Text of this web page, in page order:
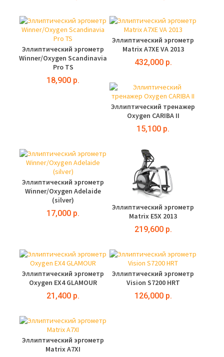
Эллиптический эргометр
Winner/Oxygen Scandinavia
Pro TS
18,900 р.
Эллиптический эргометр
Matrix A7XE VA 2013
432,000 р.
Эллиптический тренажер
Oxygen CARIBA II
15,100 р.
Эллиптический эргометр
Winner/Oxygen Adelaide
(silver)
17,000 р.
Эллиптический эргометр
Matrix E5X 2013
219,600 р.
Эллиптический эргометр
Oxygen EX4 GLAMOUR
21,400 р.
Эллиптический эргометр
Vision S7200 HRT
126,000 р.
Эллиптический эргометр
Matrix A7XI